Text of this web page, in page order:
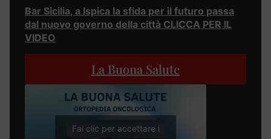
Bar Sicilia, a Ispica la sfida per il futuro passa
dal nuovo governo della città CLICCA PER IL
VIDEO
La Buona Salute
Fai clic per accettare i